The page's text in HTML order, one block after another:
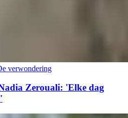
verwondering
Zerouali: 'Elke dag